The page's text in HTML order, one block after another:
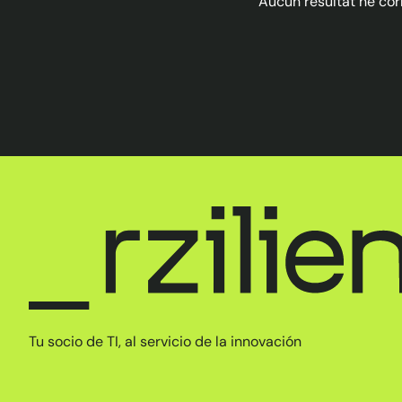
Tu socio de TI, al servicio de la innovación